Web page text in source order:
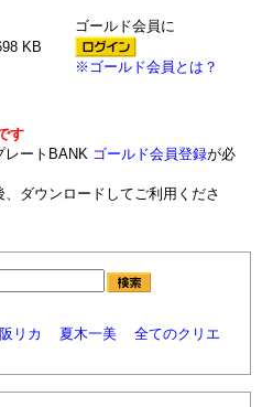
KB
ゴールド会員に
※ゴールド会員とは？
す
レートBANK ゴールド会員登録が必
、ダウンロードしてご利用くださ
リカ 夏木一美
全てのクリエ